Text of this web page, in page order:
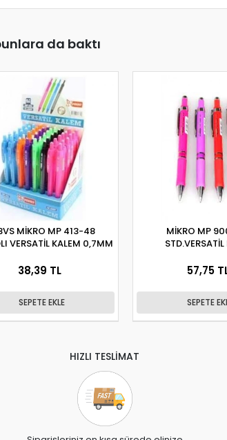
da baktı
MİKRO MP 413-48
VERSATİL KALEM 0,7MM
38,39 TL
SEPETE EKLE
MİKRO MP
57,75
SEPETE
HIZLI TESLİMAT